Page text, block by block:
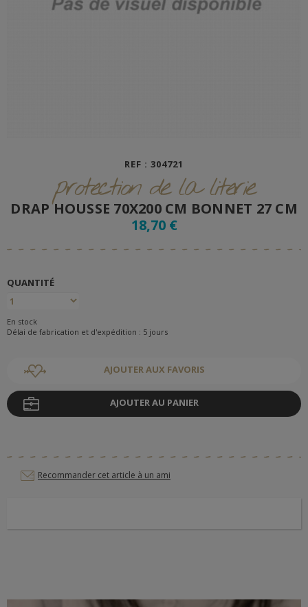
REF : 304721
protection de la literie
DRAP HOUSSE 70X200 CM BONNET 27 CM
18,70 €
QUANTITÉ
En stock
Délai de fabrication et d'expédition : 5 jours
AJOUTER AUX FAVORIS
AJOUTER AU PANIER
Recommander cet article à un ami